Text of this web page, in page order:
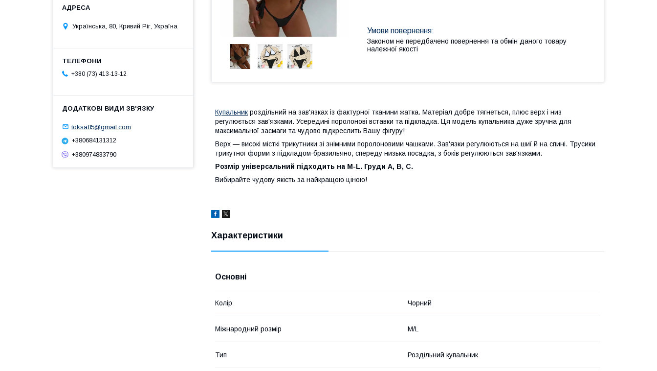
Законом не передбачено повернення та обмін даного товару
належної якості
Купальник роздільний на зав'язках із фактурної тканини жатка. Матеріал добре тягнеться, плюс верх і низ
регулюється зав'язками. Усередині поролонові вставки та підкладка. Ця модель купальника дуже зручна для
максимальної засмаги та чудово підкреслить Вашу фігуру!
Верх — високі місткі трикутники зі знімними поролоновими чашками. Зав'язки регулюються на шиї й на спині. Трусики
трикутної форми з підкладом-бразильяно, спереду низька посадка, з боків регулюються зав'язками.
Розмір універсальний підходить на M-L. Груди A, B, C.
Вибирайте чудову якість за найкращою ціною!
Характеристики
Основні
Колір Чорний
Міжнародний розмір M/L
Тип Роздільний купальник
Українська, 80, Кривий Ріг, Україна
+380 (73) 413-13-12
toksa85@gmail.com
+380684131312
+380974833790